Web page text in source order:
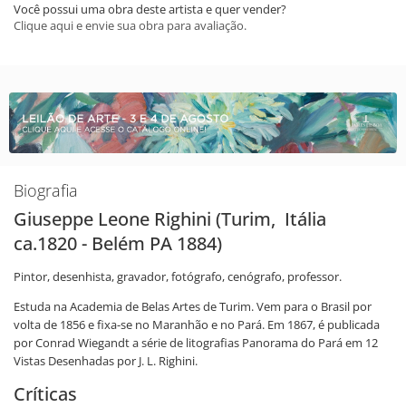
Você possui uma obra deste artista e quer vender?
Clique aqui e envie sua obra para avaliação.
Biografia
Giuseppe Leone Righini (Turim, Itália
ca.1820 - Belém PA 1884)
Pintor, desenhista, gravador, fotógrafo, cenógrafo, professor.
Estuda na Academia de Belas Artes de Turim. Vem para o Brasil por
volta de 1856 e fixa-se no Maranhão e no Pará. Em 1867, é publicada
por Conrad Wiegandt a série de litografias Panorama do Pará em 12
Vistas Desenhadas por J. L. Righini.
Críticas